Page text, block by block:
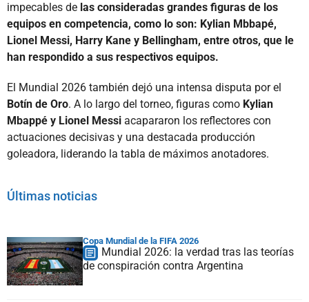
impecables de las consideradas grandes figuras de los
equipos en competencia, como lo son: Kylian Mbbapé,
Lionel Messi, Harry Kane y Bellingham, entre otros, que le
han respondido a sus respectivos equipos.
El Mundial 2026 también dejó una intensa disputa por el
Botín de Oro. A lo largo del torneo, figuras como Kylian
Mbappé y Lionel Messi acapararon los reflectores con
actuaciones decisivas y una destacada producción
goleadora, liderando la tabla de máximos anotadores.
Últimas noticias
Copa Mundial de la FIFA 2026
Mundial 2026: la verdad tras las teorías
de conspiración contra Argentina